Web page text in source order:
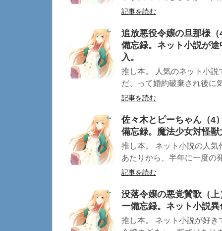
記事を読む
追放悪役令嬢の旦那様
備忘録。ネット小説が
入。
推し本。 人気のネット小
だ、って婚約破棄され後に
記事を読む
佐々木とピーちゃん（
備忘録。魔法少女対怪
推し本。 ネット小説の人
あたりから、半年に一度の
記事を読む
没落令嬢の悪党賛歌（
ー備忘録。ネット小説
推し本。 ネット小説が好